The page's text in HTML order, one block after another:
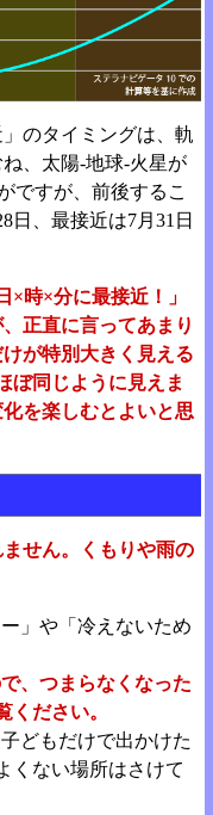
のタイミングは、軌
、太陽-地球-火星が
ですが、前後するこ
日、最接近は7月31日
×時×分に最接近！」
正直に言ってあまり
が特別大きく見える
ぼ同じように見えま
を楽しむとよいと思
せん。くもりや雨の
」や「冷えないため
、つまらなくなった
ください。
どもだけで出かけた
くない場所はさけて